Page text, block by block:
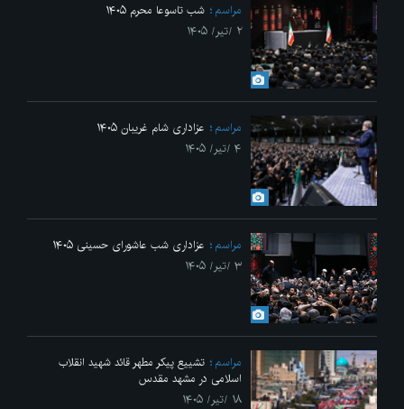
مراسم
شب تاسوعا محرم ۱۴۰۵
۲ /تیر/ ۱۴۰۵
مراسم
عزاداری شام غریبان ۱۴۰۵
۴ /تیر/ ۱۴۰۵
مراسم
عزاداری شب عاشورای حسینی ۱۴۰۵
۳ /تیر/ ۱۴۰۵
مراسم
تشییع پیکر مطهر قائد شهید انقلاب
اسلامی در مشهد مقدس
۱۸ /تیر/ ۱۴۰۵